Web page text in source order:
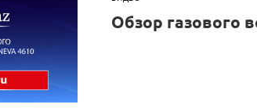
Обзор газового